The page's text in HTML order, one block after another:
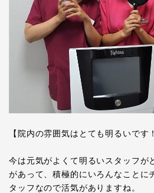
【院内の雰囲気はとても明るいです
今は元気がよくて明るいスタッフが
があって、積極的にいろんなことに
タッフなので活気がありますね。